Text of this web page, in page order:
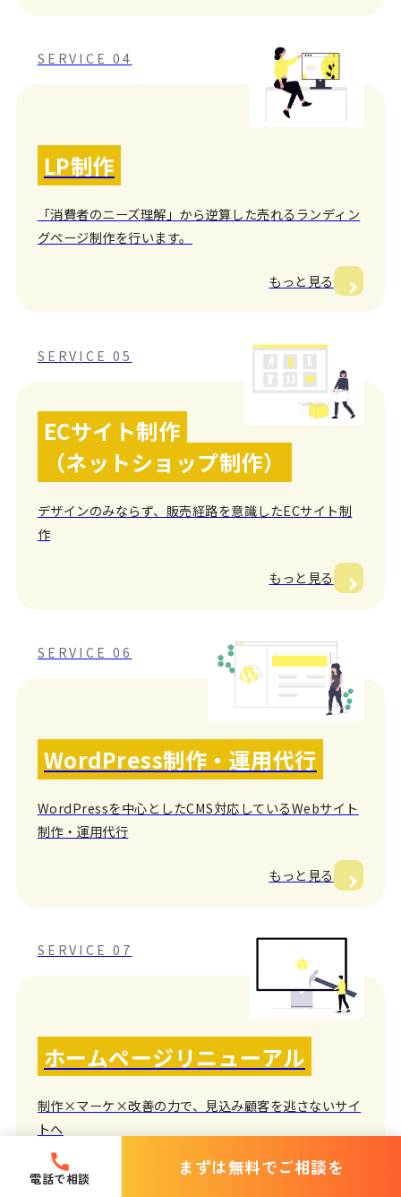
SERVICE 04
LP制作
「消費者のニーズ理解」から逆算した売れるランディン
グページ制作を行います。
もっと見る
SERVICE 05
ECサイト制作
（ネットショップ制作）
デザインのみならず、販売経路を意識したECサイト制
作
もっと見る
SERVICE 06
WordPress制作・運用代行
WordPressを中心としたCMS対応しているWebサイト
制作・運用代行
もっと見る
SERVICE 07
ホームページリニューアル
制作×マーケ×改善の力で、見込み顧客を逃さないサイ
トへ
もっと見る
電話で相談
まずは無料でご相談を